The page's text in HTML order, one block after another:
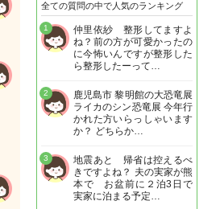
全ての質問の中で人気のランキング
仲里依紗 整形してますよ
ね？前の方が可愛かったの
に今怖いんですが整形した
ら整形したーって…
1
鹿児島市 黎明館の大恐竜展
ライカのシン恐竜展 今年行
かれた方いらっしゃいます
か？ どちらか…
2
地震あと 帰省は控えるべ
きですよね？ 夫の実家が熊
本で お盆前に２泊3日で
実家に泊まる予定…
3